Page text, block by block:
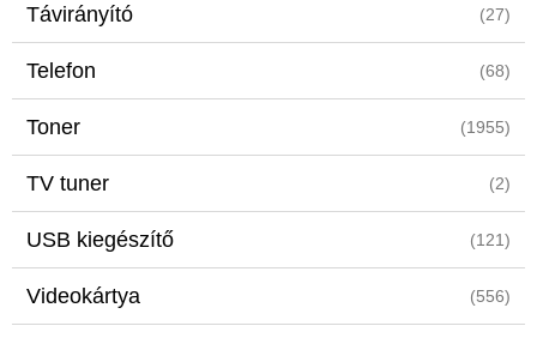
Távirányító (27)
Telefon (68)
Toner (1955)
TV tuner (2)
USB kiegészítő (121)
Videokártya (556)